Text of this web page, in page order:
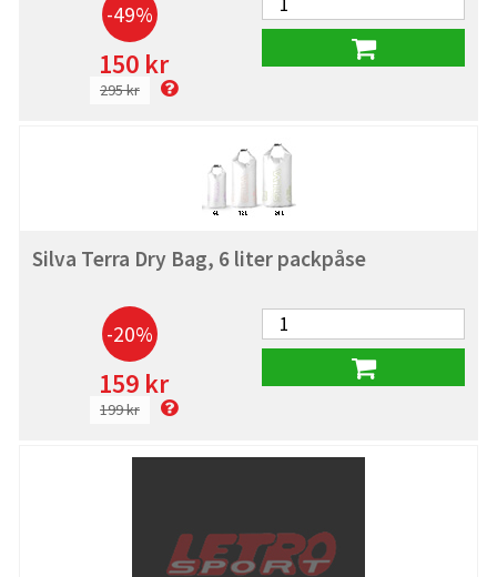
-49%
150 kr
295 kr
Silva Terra Dry Bag, 6 liter packpåse
-20%
159 kr
199 kr